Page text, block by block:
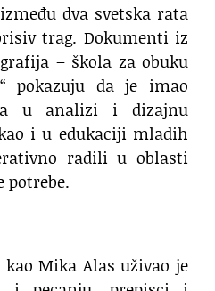
dva svetska rata
trag. Dokumenti iz
– škola za obuku
pokazuju da je imao
u analizi i dizajnu
i u edukaciji mladih
radili u oblasti
potrebe.
Mika Alas uživao je